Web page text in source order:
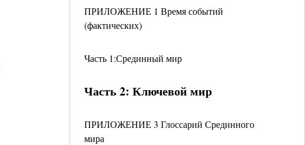
ПРИЛОЖЕНИЕ 1 Время событий
(фактических)
Часть 1:Срединный мир
Часть 2: Ключевой мир
ПРИЛОЖЕНИЕ 3 Глоссарий Срединного
мира